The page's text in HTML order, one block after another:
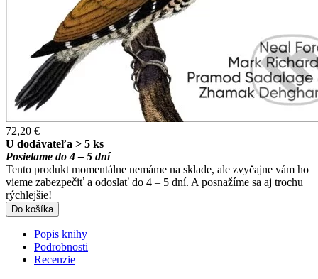
72,20 €
U dodávateľa > 5 ks
Posielame do 4 – 5 dní
Tento produkt momentálne nemáme na sklade, ale zvyčajne vám ho
vieme zabezpečiť a odoslať do 4 – 5 dní. A posnažíme sa aj trochu
rýchlejšie!
Do košíka
Popis knihy
Podrobnosti
Recenzie